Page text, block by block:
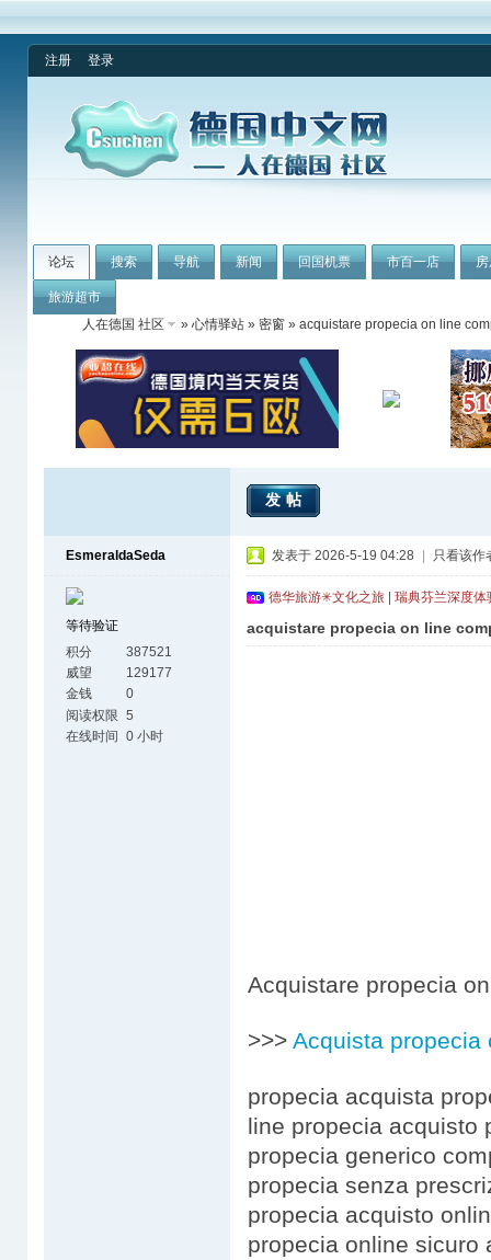
注册 登录
论坛 搜索 导航 新闻 回国机票 市百一店
旅游超市
人在德国 社区
» 心情驿站 » 密窗 » acquistare propecia on line
发帖
EsmeraldaSeda
等待验证
积分
387521
威望
129177
金钱
0
阅读权限 5
在线时间 0 小时
发表于 2026-5-19 04:28 只看该作
德华旅游✳文化之旅 | 瑞典芬兰深度
acquistare propecia on line
Acquistare propecia
>>> Acquista propecia
propecia acquista
line propecia acquisto
propecia generico
propecia senza
propecia acquisto
propecia online sicuro